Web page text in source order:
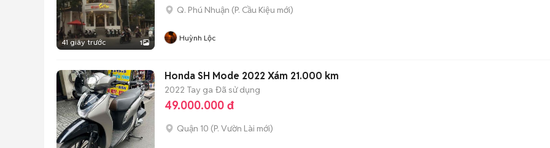
41 giây trước 1
Q. Phú Nhuận (P. Cầu Kiệu mới)
Huỳnh Lộc
Honda SH Mode 2022 Xám 21.000 km
2022 Tay ga Đã sử dụng
49.000.000 đ
Quận 10 (P. Vườn Lài mới)